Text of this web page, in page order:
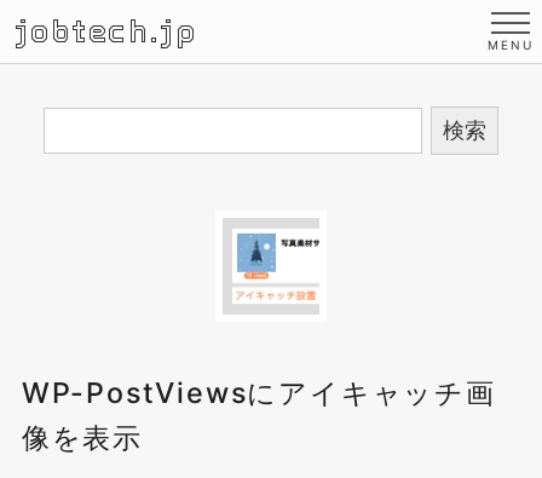
jobtech.jp
WP-PostViewsにアイキャッチ画
像を表示